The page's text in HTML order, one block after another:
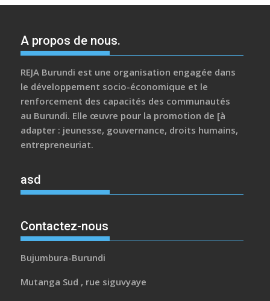
A propos de nous.
REJA Burundi est une organisation engagée dans
le développement socio-économique et le
renforcement des capacités des communautés
au Burundi. Elle œuvre pour la promotion de [à
adapter : jeunesse, gouvernance, droits humains,
entrepreneuriat.
asd
Contactez-nous
Bujumbura-Burundi
Mutanga Sud , rue siguvyaye